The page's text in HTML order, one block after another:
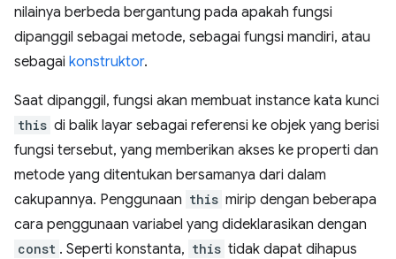
nilainya berbeda bergantung pada apakah fungsi
dipanggil sebagai metode, sebagai fungsi mandiri, atau
sebagai konstruktor.
Saat dipanggil, fungsi akan membuat instance kata kunci
this di balik layar sebagai referensi ke objek yang berisi
fungsi tersebut, yang memberikan akses ke properti dan
metode yang ditentukan bersamanya dari dalam
cakupannya. Penggunaan this mirip dengan beberapa
cara penggunaan variabel yang dideklarasikan dengan
const . Seperti konstanta, this tidak dapat dihapus